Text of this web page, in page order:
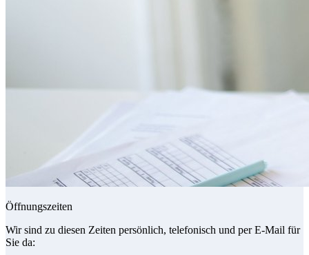
Öffnungszeiten
Wir sind zu diesen Zeiten persönlich, telefonisch und per E-Mail für
Sie da: